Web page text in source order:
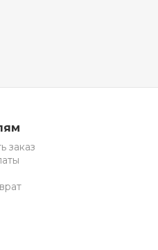
заказ